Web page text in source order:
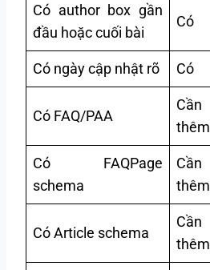
Có author box gần
đầu hoặc cuối bài
Có
Có ngày cập nhật rõ Có
Có FAQ/PAA
Cần
thêm
Có FAQPage
schema
Cần
thêm
Có Article schema
Cần
thêm